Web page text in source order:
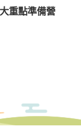
重點準備營